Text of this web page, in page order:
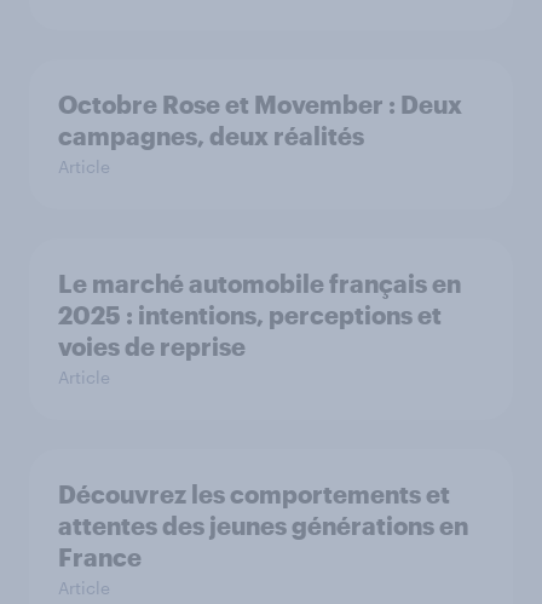
Octobre Rose et Movember : Deux
campagnes, deux réalités
Article
Le marché automobile français en
2025 : intentions, perceptions et
voies de reprise
Article
Découvrez les comportements et
attentes des jeunes générations en
France
Article